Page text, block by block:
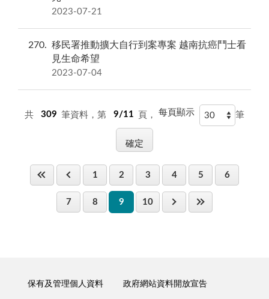
2023-07-21
270
移民署推動擴大自行到案專案 越南抗癌鬥士看
見生命希望
2023-07-04
共 309 筆資料，第 9/11 頁， 每頁顯示 筆
1 2 3 4 5 6
7 8 9 10
保有及管理個人資料 政府網站資料開放宣告